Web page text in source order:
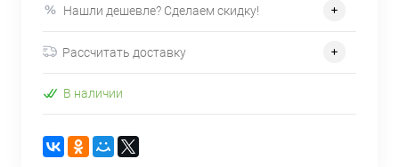
Нашли дешевле? Сделаем скидку!
Рассчитать доставку
В наличии